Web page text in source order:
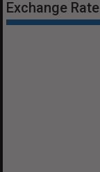
Exchange Rate